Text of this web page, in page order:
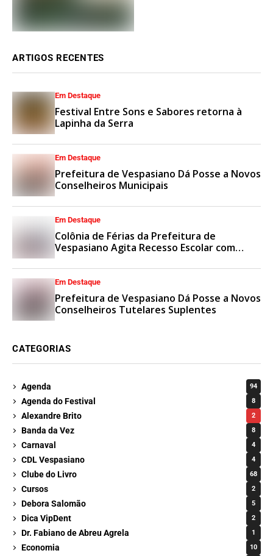
ARTIGOS RECENTES
Em Destaque
Festival Entre Sons e Sabores retorna à
Lapinha da Serra
Em Destaque
Prefeitura de Vespasiano Dá Posse a Novos
Conselheiros Municipais
Em Destaque
Colônia de Férias da Prefeitura de
Vespasiano Agita Recesso Escolar com
Em Destaque
Prefeitura de Vespasiano Dá Posse a Novos
Conselheiros Tutelares Suplentes
CATEGORIAS
Agenda 94
Agenda do Festival 8
Alexandre Brito 2
Banda da Vez 8
Carnaval 4
CDL Vespasiano 4
Clube do Livro 68
Cursos 2
Debora Salomão 5
Dica VipDent 2
Dr. Fabiano de Abreu Agrela 1
Economia 10